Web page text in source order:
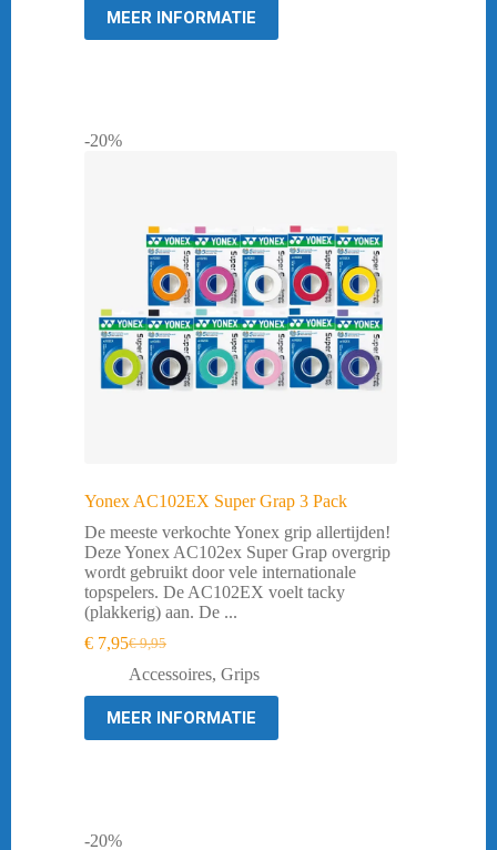
€ 73,95.
€ 56,95.
MEER INFORMATIE
-20%
Yonex AC102EX Super Grap 3 Pack
De meeste verkochte Yonex grip allertijden!
Deze Yonex AC102ex Super Grap overgrip
wordt gebruikt door vele internationale
topspelers. De AC102EX voelt tacky
(plakkerig) aan. De ...
€9,95
Oorspronkelijke
prijs
was:
€ 9,95.
€ 7,95Huidige
prijs
is:
€ 7,95.
Accessoires, Grips
MEER INFORMATIE
-20%